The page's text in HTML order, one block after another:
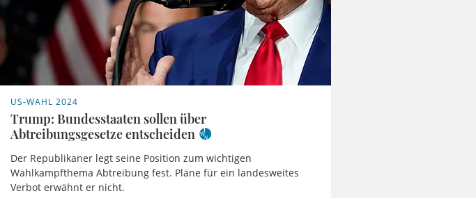
US-WAHL 2024
Trump: Bundesstaaten sollen über
Abtreibungsgesetze entscheiden
Der Republikaner legt seine Position zum wichtigen
Wahlkampfthema Abtreibung fest. Pläne für ein landesweites
Verbot erwähnt er nicht.